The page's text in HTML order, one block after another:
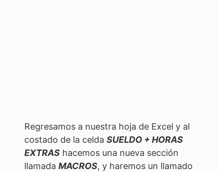
Regresamos a nuestra hoja de Excel y al
costado de la celda SUELDO + HORAS
EXTRAS hacemos una nueva sección
llamada MACROS, y haremos un llamado